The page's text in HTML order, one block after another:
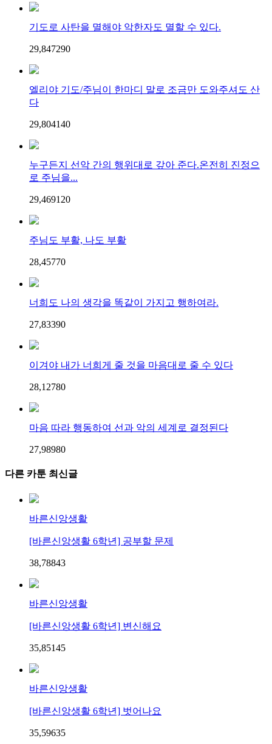
기도로 사탄을 멸해야 악한자도 멸할 수 있다.
29,847290
엘리야 기도/주님이 한마디 말로 조금만 도와주셔도 산
다
29,804140
누구든지 선악 간의 행위대로 갚아 준다.온전히 진정으
로 주님을...
29,469120
주님도 부활, 나도 부활
28,45770
너희도 나의 생각을 똑같이 가지고 행하여라.
27,83390
이겨야 내가 너희게 줄 것을 마음대로 줄 수 있다
28,12780
마음 따라 행동하여 선과 악의 세계로 결정된다
27,98980
다른 카툰 최신글
바른신앙생활
[바른신앙생활 6학년] 공부할 문제
38,78843
바른신앙생활
[바른신앙생활 6학년] 변신해요
35,85145
바른신앙생활
[바른신앙생활 6학년] 벗어나요
35,59635